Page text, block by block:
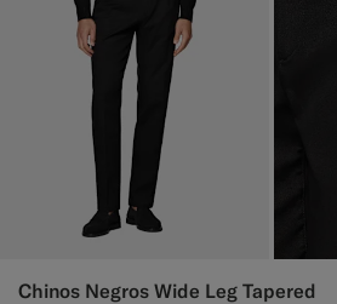
Chinos Negros Wide Leg Tapered